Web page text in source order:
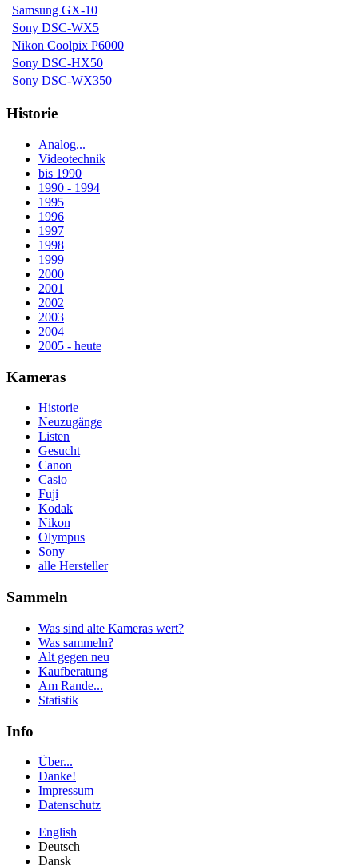
Samsung GX-10
Sony DSC-WX5
Nikon Coolpix P6000
Sony DSC-HX50
Sony DSC-WX350
Historie
Analog...
Videotechnik
bis 1990
1990 - 1994
1995
1996
1997
1998
1999
2000
2001
2002
2003
2004
2005 - heute
Kameras
Historie
Neuzugänge
Listen
Gesucht
Canon
Casio
Fuji
Kodak
Nikon
Olympus
Sony
alle Hersteller
Sammeln
Was sind alte Kameras wert?
Was sammeln?
Alt gegen neu
Kaufberatung
Am Rande...
Statistik
Info
Über...
Danke!
Impressum
Datenschutz
English
Deutsch
Dansk